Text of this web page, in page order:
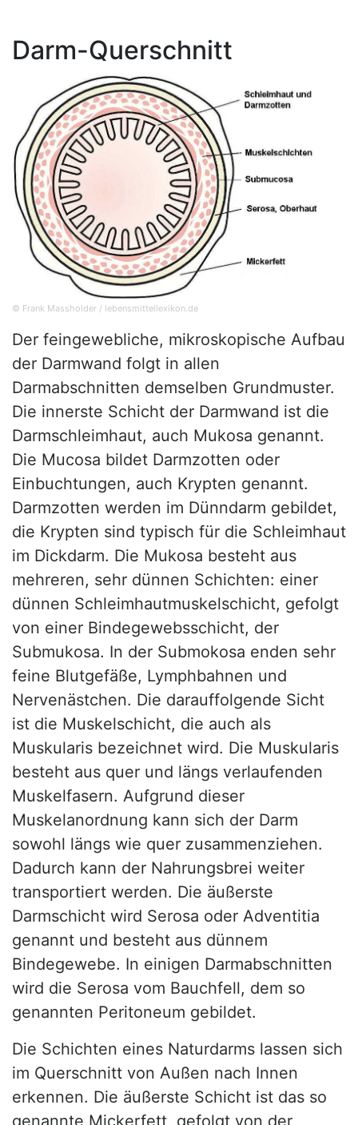
Darm-Querschnitt
© Frank Massholder / lebensmittellexikon.de
Der feingewebliche, mikroskopische Aufbau
der Darmwand folgt in allen
Darmabschnitten demselben Grundmuster.
Die innerste Schicht der Darmwand ist die
Darmschleimhaut, auch Mukosa genannt.
Die Mucosa bildet Darmzotten oder
Einbuchtungen, auch Krypten genannt.
Darmzotten werden im Dünndarm gebildet,
die Krypten sind typisch für die Schleimhaut
im Dickdarm. Die Mukosa besteht aus
mehreren, sehr dünnen Schichten: einer
dünnen Schleimhautmuskelschicht, gefolgt
von einer Bindegewebsschicht, der
Submukosa. In der Submokosa enden sehr
feine Blutgefäße, Lymphbahnen und
Nervenästchen. Die darauffolgende Sicht
ist die Muskelschicht, die auch als
Muskularis bezeichnet wird. Die Muskularis
besteht aus quer und längs verlaufenden
Muskelfasern. Aufgrund dieser
Muskelanordnung kann sich der Darm
sowohl längs wie quer zusammenziehen.
Dadurch kann der Nahrungsbrei weiter
transportiert werden. Die äußerste
Darmschicht wird Serosa oder Adventitia
genannt und besteht aus dünnem
Bindegewebe. In einigen Darmabschnitten
wird die Serosa vom Bauchfell, dem so
genannten Peritoneum gebildet.
Die Schichten eines Naturdarms lassen sich
im Querschnitt von Außen nach Innen
erkennen. Die äußerste Schicht ist das so
genannte Mickerfett, gefolgt von der